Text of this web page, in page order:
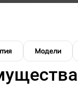
Модели